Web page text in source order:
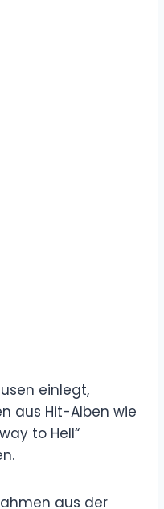
einlegt,
aus Hit-Alben wie
to Hell“
aus der